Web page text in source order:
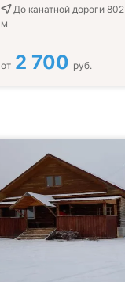
До канатной дороги 802
м
от 2 700 руб.